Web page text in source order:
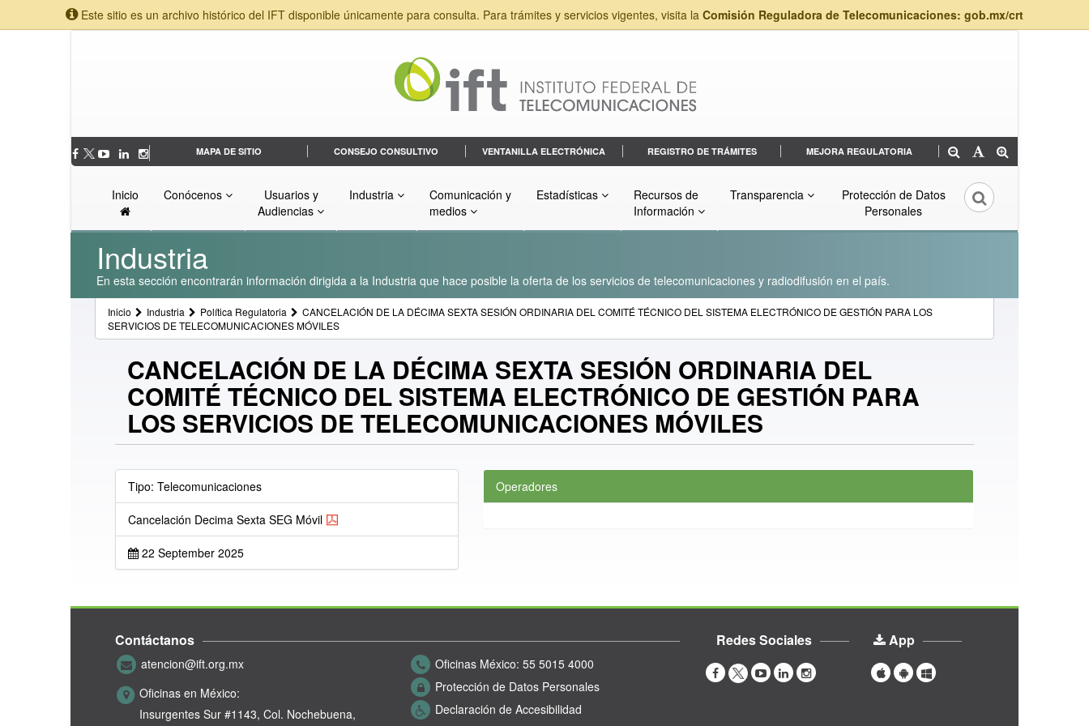
Este sitio es un archivo histórico del IFT disponible únicamente para consulta. Para trámites y servicios vigentes, visita la Comisión Reguladora de Telecomunicaciones: gob.mx/crt
MAPA DE SITIO CONSEJO CONSULTIVO VENTANILLA ELECTRÓNICA REGISTRO DE TRÁMITES MEJORA REGULATORIA
Inicio Conócenos
Usuarios y
Audiencias
Industria
Comunicación y
medios
Estadísticas
Recursos de
Información
Transparencia
Protección de Datos
Personales
Industria
En esta sección encontrarán información dirigida a la Industria que hace posible la oferta de los servicios de telecomunicaciones y radiodifusión en el país.
Inicio Industria Política Regulatoria
CANCELACIÓN DE LA DÉCIMA SEXTA SESIÓN ORDINARIA DEL COMITÉ TÉCNICO DEL SISTEMA ELECTRÓNICO DE GESTIÓN PARA LOS
SERVICIOS DE TELECOMUNICACIONES MÓVILES
CANCELACIÓN DE LA DÉCIMA SEXTA SESIÓN ORDINARIA DEL
COMITÉ TÉCNICO DEL SISTEMA ELECTRÓNICO DE GESTIÓN PARA
LOS SERVICIOS DE TELECOMUNICACIONES MÓVILES
Tipo: Telecomunicaciones
Cancelación Decima Sexta SEG Móvil
22 September 2025
Operadores
Contáctanos
atencion@ift.org.mx
Oficinas en México:
Insurgentes Sur #1143, Col. Nochebuena,
Oficinas México: 55 5015 4000
Protección de Datos Personales
Declaración de Accesibilidad
Redes Sociales App